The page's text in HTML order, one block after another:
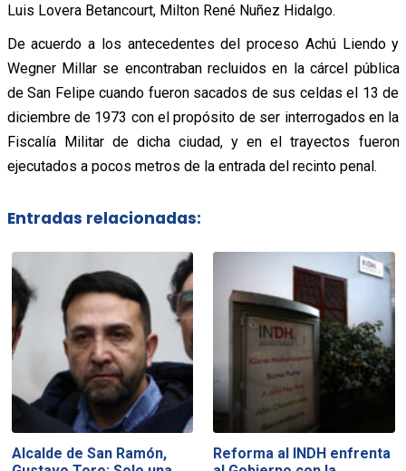
Luis Lovera Betancourt, Milton René Nuñez Hidalgo.
De acuerdo a los antecedentes del proceso Achú Liendo y
Wegner Millar se encontraban recluidos en la cárcel pública
de San Felipe cuando fueron sacados de sus celdas el 13 de
diciembre de 1973 con el propósito de ser interrogados en la
Fiscalía Militar de dicha ciudad, y en el trayectos fueron
ejecutados a pocos metros de la entrada del recinto penal.
Entradas relacionadas:
Alcalde de San Ramón,
Reforma al INDH enfrenta